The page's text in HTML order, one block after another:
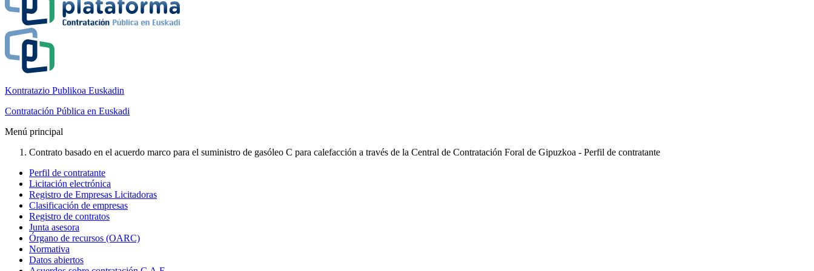
Kontratazio Publikoa Euskadin
Contratación Pública en Euskadi
Menú principal
Contrato basado en el acuerdo marco para el suministro de gasóleo C para calefacción a través de la Central de Contratación Foral de Gipuzkoa - Perfil de contratante
Perfil de contratante
Licitación electrónica
Registro de Empresas Licitadoras
Clasificación de empresas
Registro de contratos
Junta asesora
Órgano de recursos (OARC)
Normativa
Datos abiertos